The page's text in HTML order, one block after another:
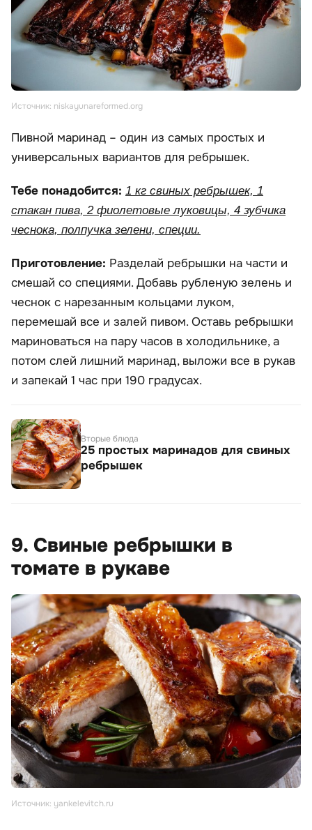
Источник: niskayunareformed.org
Пивной маринад – один из самых простых и
универсальных вариантов для ребрышек.
Тебе понадобится: 1 кг свиных ребрышек, 1
стакан пива, 2 фиолетовые луковицы, 4 зубчика
чеснока, полпучка зелени, специи.
Приготовление: Разделай ребрышки на части и
смешай со специями. Добавь рубленую зелень и
чеснок с нарезанным кольцами луком,
перемешай все и залей пивом. Оставь ребрышки
мариноваться на пару часов в холодильнике, а
потом слей лишний маринад, выложи все в рукав
и запекай 1 час при 190 градусах.
Вторые блюда
25 простых маринадов для свиных
ребрышек
9. Свиные ребрышки в
томате в рукаве
Источник: yankelevitch.ru